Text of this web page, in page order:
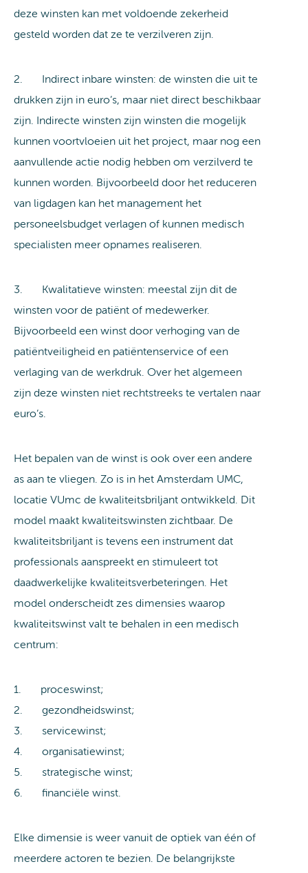
deze winsten kan met voldoende zekerheid
gesteld worden dat ze te verzilveren zijn.
2. Indirect inbare winsten: de winsten die uit te
drukken zijn in euro’s, maar niet direct beschikbaar
zijn. Indirecte winsten zijn winsten die mogelijk
kunnen voortvloeien uit het project, maar nog een
aanvullende actie nodig hebben om verzilverd te
kunnen worden. Bijvoorbeeld door het reduceren
van ligdagen kan het management het
personeelsbudget verlagen of kunnen medisch
specialisten meer opnames realiseren.
3. Kwalitatieve winsten: meestal zijn dit de
winsten voor de patiënt of medewerker.
Bijvoorbeeld een winst door verhoging van de
patiëntveiligheid en patiëntenservice of een
verlaging van de werkdruk. Over het algemeen
zijn deze winsten niet rechtstreeks te vertalen naar
euro’s.
Het bepalen van de winst is ook over een andere
as aan te vliegen. Zo is in het Amsterdam UMC,
locatie VUmc de kwaliteitsbriljant ontwikkeld. Dit
model maakt kwaliteitswinsten zichtbaar. De
kwaliteitsbriljant is tevens een instrument dat
professionals aanspreekt en stimuleert tot
daadwerkelijke kwaliteitsverbeteringen. Het
model onderscheidt zes dimensies waarop
kwaliteitswinst valt te behalen in een medisch
centrum:
1. proceswinst;
2. gezondheidswinst;
3. servicewinst;
4. organisatiewinst;
5. strategische winst;
6. financiële winst.
Elke dimensie is weer vanuit de optiek van één of
meerdere actoren te bezien. De belangrijkste